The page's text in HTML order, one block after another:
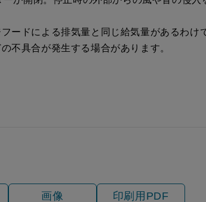
ードによる排気量と同じ給気量があるわけ
不具合が発生する場合があります。
画像 印刷用PDF